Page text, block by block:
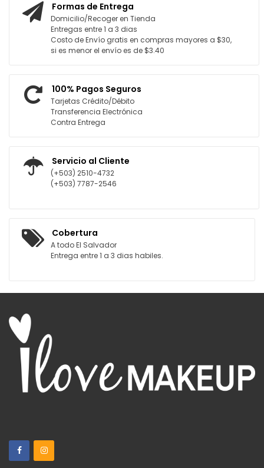
Formas de Entrega
Domicilio/Recoger en Tienda
Entregas entre 1 a 3 dias
Costo de Envío gratis en compras mayores a $30,
si es menor el envío es de $3.40
100% Pagos Seguros
Tarjetas Crédito/Débito
Transferencia Electrónica
Contra Entrega
Servicio al Cliente
(+503) 2510-4732
(+503) 7787-2546
Cobertura
A todo El Salvador
Entrega entre 1 a 3 dias habiles.